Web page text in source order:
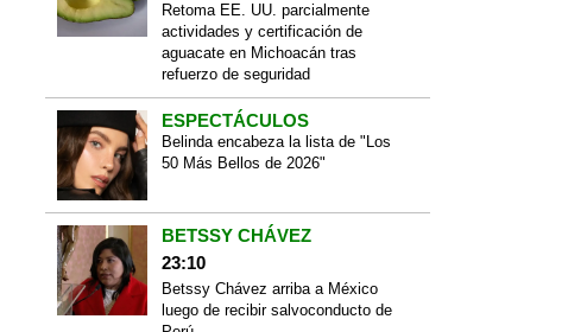
Retoma EE. UU. parcialmente
actividades y certificación de
aguacate en Michoacán tras
refuerzo de seguridad
ESPECTÁCULOS
Belinda encabeza la lista de "Los
50 Más Bellos de 2026"
BETSSY CHÁVEZ
23:10
Betssy Chávez arriba a México
luego de recibir salvoconducto de